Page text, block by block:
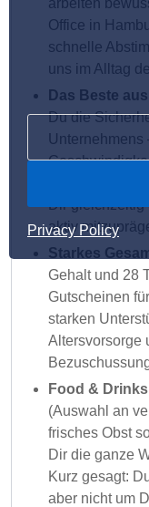
Privacy Policy
arbeiten
Office in
schnelle
uns im Alltag
Das Beste
Du die
Unternehmens
eines
Dir gleichzeitig
aktiv
Starkes
Gehalt und 28
Gutscheinen
starken
Altersvorsorge
Food &
(Auswahl an
frisches Obst
Dir die ganze
Kurz gesagt:
aber nicht um